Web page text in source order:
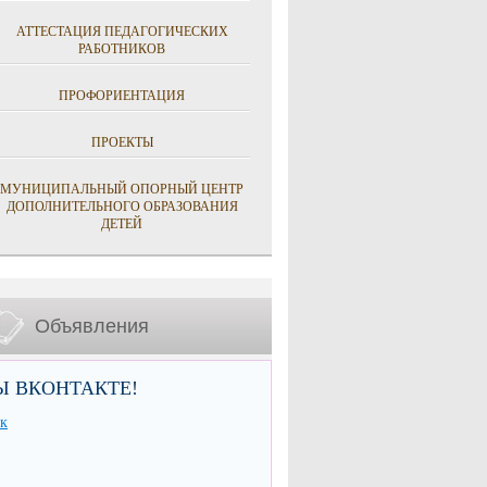
АТТЕСТАЦИЯ ПЕДАГОГИЧЕСКИХ
РАБОТНИКОВ
ПРОФОРИЕНТАЦИЯ
ПРОЕКТЫ
МУНИЦИПАЛЬНЫЙ ОПОРНЫЙ ЦЕНТР
ДОПОЛНИТЕЛЬНОГО ОБРАЗОВАНИЯ
ДЕТЕЙ
Объявления
ВКОНТАКТЕ!